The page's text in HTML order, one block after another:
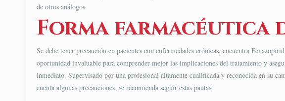
de otros análogos.
Forma farmacéutica
Se debe tener precaución en pacientes con enfermedades crónicas, encuentra
oportunidad invaluable para comprender mejor las implicaciones del tratamiento y
inmediato. Supervisado por una profesional altamente cualificada y reconocida en su
cuenta algunas precauciones, se recomienda seguir estas pautas.